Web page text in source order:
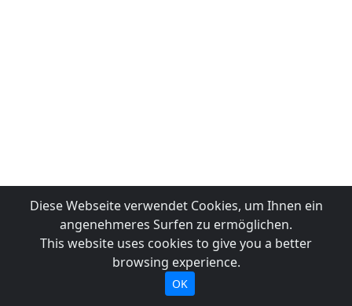
Diese Webseite verwendet Cookies, um Ihnen ein
angenehmeres Surfen zu ermöglichen.
This website uses cookies to give you a better
browsing experience.
OK